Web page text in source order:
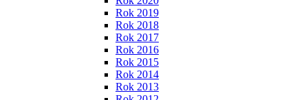
Rok 2019
Rok 2018
Rok 2017
Rok 2016
Rok 2015
Rok 2014
Rok 2013